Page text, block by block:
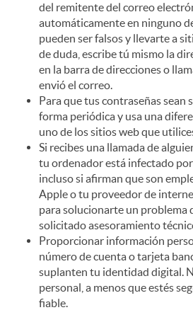
n
o
s
del remitente del correo
automáticamente en ninguno
pueden ser falsos y llevarte a
de duda, escribe tú mismo la
en la barra de direcciones o
envió el correo.
Para que tus contraseñas sean
forma periódica y usa una
uno de los sitios web que
Si recibes una llamada de
tu ordenador está infectado
incluso si afirman que son
Apple o tu proveedor de
para solucionarte un problema
solicitado asesoramiento
Proporcionar información
número de cuenta o tarjeta
suplanten tu identidad digital.
personal, a menos que estés
fiable.